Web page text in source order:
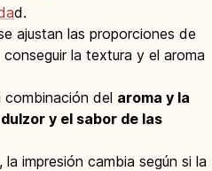
d.
ajustan las proporciones de
la textura y el aroma
combinación del aroma y la
dulzor y el sabor de las
impresión cambia según si la